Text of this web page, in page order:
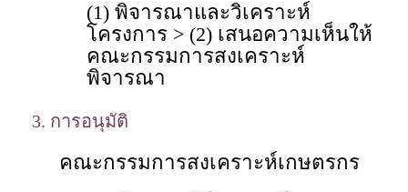
(1) พิจารณาและวิเคราะห์
โครงการ > (2) เสนอความเห็นให้
คณะกรรมการสงเคราะห์
พิจารณา
3. การอนุมัติ
คณะกรรมการสงเคราะห์เกษตรกร